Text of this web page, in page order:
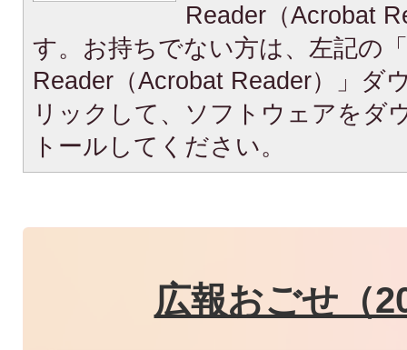
Reader（Acrobat
す。お持ちでない方は、左記の
Reader（Acrobat Reader）」ダ
リックして、ソフトウェアをダ
トールしてください。
広報おごせ（